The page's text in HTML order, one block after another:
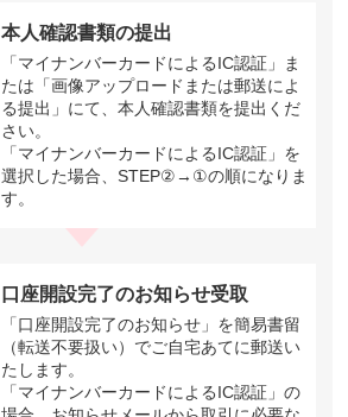
本人確認書類の提出
「マイナンバーカードによるIC認証」ま
たは「画像アップロードまたは郵送によ
る提出」にて、本人確認書類を提出くだ
さい。
「マイナンバーカードによるIC認証」を
選択した場合、STEP②→①の順になりま
す。
口座開設完了のお知らせ受取
「口座開設完了のお知らせ」を簡易書留
（転送不要扱い）でご自宅あてに郵送い
たします。
「マイナンバーカードによるIC認証」の